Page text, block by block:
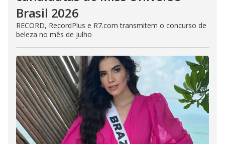
Brasil 2026
RECORD, RecordPlus e R7.com transmitem o concurso de
beleza no mês de julho